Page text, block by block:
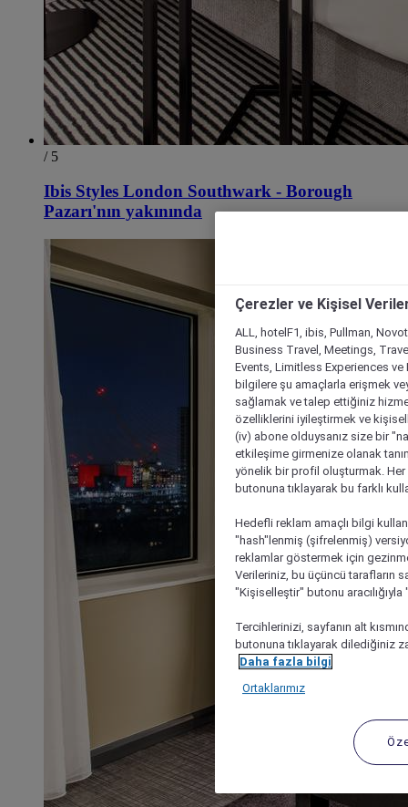
/ 5
Ibis Styles London Southwark - Borough
Pazarı'nın yakınında
Çerezler ve Kişisel
ALL, hotelF1, ibis, Pullman,
Business Travel, Meetings,
Events, Limitless Experiences
bilgilere şu amaçlarla erişmek
sağlamak ve talep ettiğiniz
özelliklerini iyileştirmek ve
(iv) abone olduysanız size bir
etkileşime girmenize olanak
yönelik bir profil oluşturmak.
butonuna tıklayarak bu farklı
Hedefli reklam amaçlı bilgi
"hash"lenmiş (şifrelenmiş)
reklamlar göstermek için
Verileriniz, bu üçüncü tarafların
"Kişiselleştir" butonu
Tercihlerinizi, sayfanın alt
butonuna tıklayarak dilediğiniz
Daha fazla bilgi
Ortaklarımız